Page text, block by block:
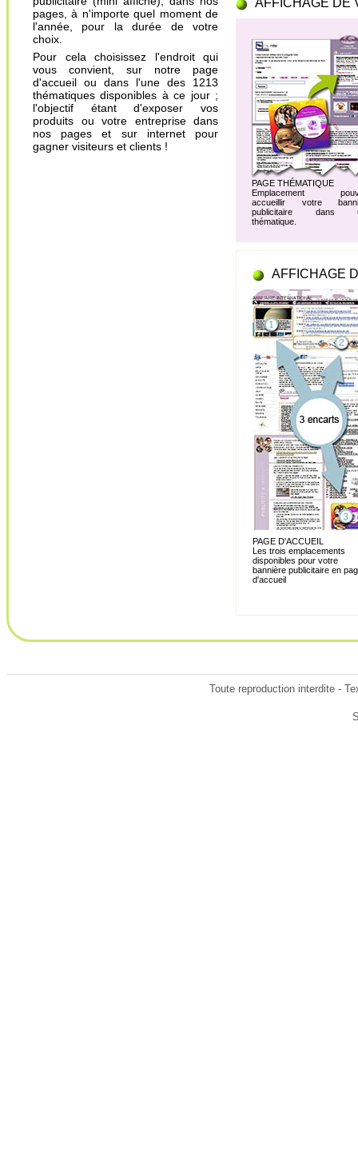
pages, à n'importe quel moment de
l'année, pour la durée de votre
choix.
Pour cela choisissez l'endroit qui
vous convient, sur notre page
d'accueil ou dans l'une des 1213
thématiques disponibles à ce jour ;
l'objectif étant d'exposer vos
produits ou votre entreprise dans
nos pages et sur internet pour
gagner visiteurs et clients !
AFFICHAGE DE
PAGE THÉMATIQUE
Emplacement
accueillir votre
publicitaire dans
thématique.
AFFICHAGE
PAGE D'ACCUEIL
Les trois emplacements
disponibles pour votre
bannière publicitaire en
d'accueil
Toute reproduction interdite -